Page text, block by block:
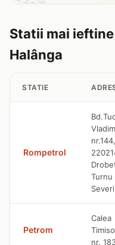
Statii mai
Halânga
STATIE
Rompetrol
nr.144,
Turnu
Petrom
Calea
nr.